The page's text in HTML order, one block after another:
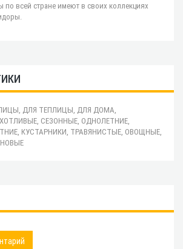
по всей стране имеют в своих коллекциях
ДЛЯ ТЕПЛИЦЫ, ДЛЯ ДОМА,
СЕЗОННЫЕ, ОДНОЛЕТНИЕ,
КУСТАРНИКИ, ТРАВЯНИСТЫЕ, ОВОЩНЫЕ,